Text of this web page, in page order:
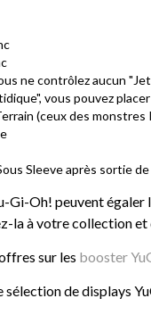
ne contrôlez aucun
vous pouvez
(ceux des
Sleeve après sortie
Gi-Oh! peuvent
la à votre collection et
sur les booster
sélection dedisplays